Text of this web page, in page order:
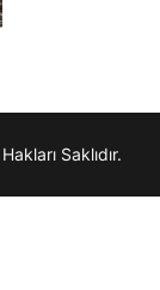
Saklıdır.